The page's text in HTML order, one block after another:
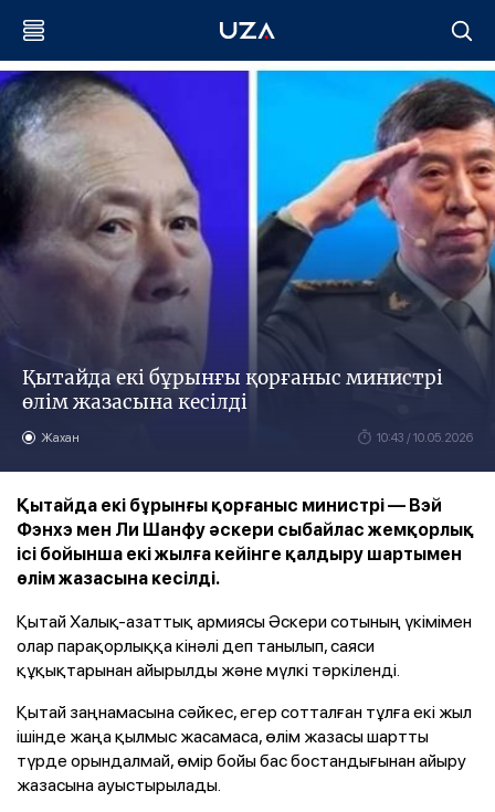
Қытайда екі бұрынғы қорғаныс министрі
өлім жазасына кесілді
Жахан 10:43 / 10.05.2026
Қытайда екі бұрынғы қорғаныс министрі — Вэй
Фэнхэ мен Ли Шанфу әскери сыбайлас жемқорлық
ісі бойынша екі жылға кейінге қалдыру шартымен
өлім жазасына кесілді.
Қытай Халық-азаттық армиясы Әскери сотының үкімімен
олар парақорлыққа кінәлі деп танылып, саяси
құқықтарынан айырылды және мүлкі тәркіленді.
Қытай заңнамасына сәйкес, егер сотталған тұлға екі жыл
ішінде жаңа қылмыс жасамаса, өлім жазасы шартты
түрде орындалмай, өмір бойы бас бостандығынан айыру
жазасына ауыстырылады.